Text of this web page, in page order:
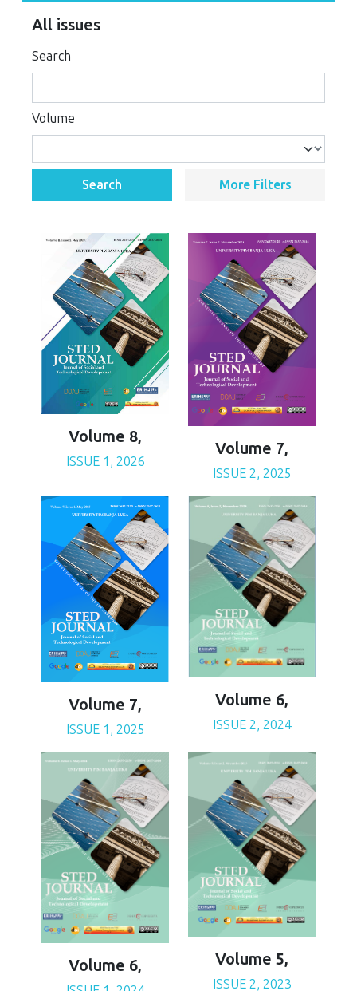
All issues
Search
Volume
Search More Filters
Volume 8,
ISSUE 1, 2026
Volume 7,
ISSUE 2, 2025
Volume 7,
ISSUE 1, 2025
Volume 6,
ISSUE 2, 2024
Volume 6, Volume 5,
ISSUE 2, 2023